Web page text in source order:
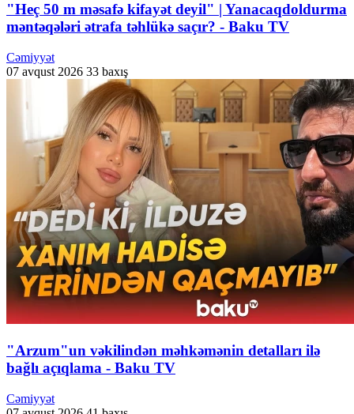
"Heç 50 m məsafə kifayət deyil" | Yanacaqdoldurma
məntəqələri ətrafa təhlükə saçır? - Baku TV
Cəmiyyət
07 avqust 2026 33 baxış
"Arzum"un vəkilindən məhkəmənin detalları ilə
bağlı açıqlama - Baku TV
Cəmiyyət